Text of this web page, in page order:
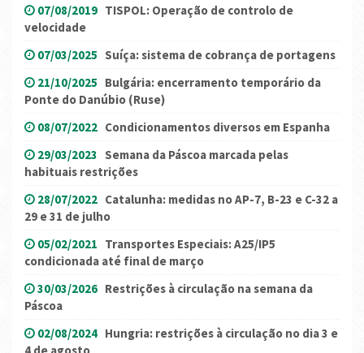
07/08/2019 TISPOL: Operação de controlo de
velocidade
07/03/2025 Suíça: sistema de cobrança de portagens
21/10/2025 Bulgária: encerramento temporário da
Ponte do Danúbio (Ruse)
08/07/2022 Condicionamentos diversos em Espanha
29/03/2023 Semana da Páscoa marcada pelas
habituais restrições
28/07/2022 Catalunha: medidas no AP-7, B-23 e C-32 a
29 e 31 de julho
05/02/2021 Transportes Especiais: A25/IP5
condicionada até final de março
30/03/2026 Restrições à circulação na semana da
Páscoa
02/08/2024 Hungria: restrições à circulação no dia 3 e